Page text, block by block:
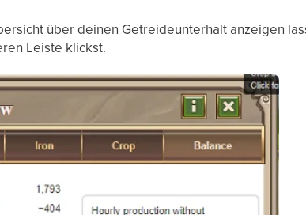
über deinen Getreideunterhalt anzeigen
Leiste klickst.